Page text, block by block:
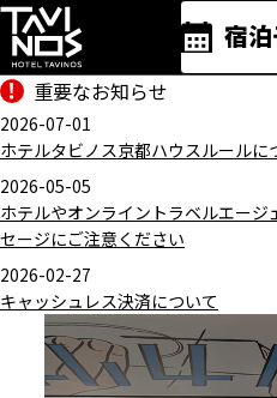
宿
重要なお知らせ
2026-07-01
ホテルタビノス京都ハウスルールに
2026-05-05
ホテルやオンライントラベルエー
セージにご注意ください
2026-02-27
キャッシュレス決済について